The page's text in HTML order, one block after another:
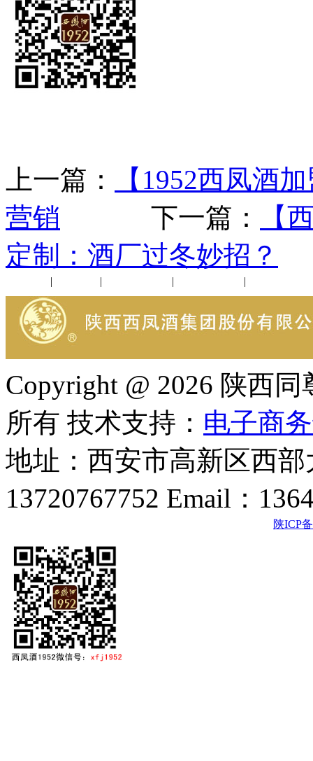
上一篇：
【1952西凤酒
营销 下一篇：
【
定制：酒厂过冬妙招？
| | | |
Copyright @ 2026 陕西
所有 技术支持： 电子商
地址：西安市高新区西
13720767752 Email：
陕ICP